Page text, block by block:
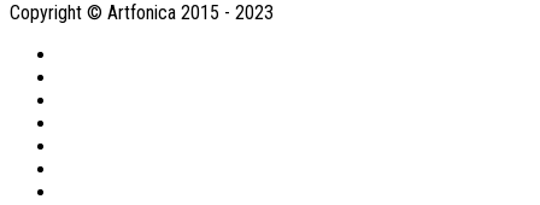
Copyright © Artfonica 2015 - 2023